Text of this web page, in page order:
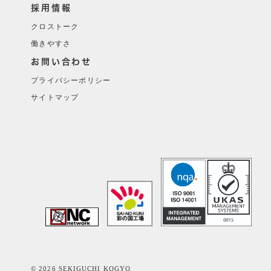
採用情報
クロストーク
働きやすさ
お問い合わせ
プライバシーポリシー
サイトマップ
© 2026 SEKIGUCHI KOGYO